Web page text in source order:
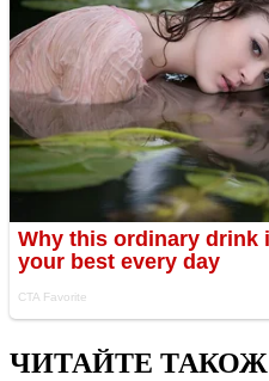
ЧИТАЙТЕ ТАКОЖ